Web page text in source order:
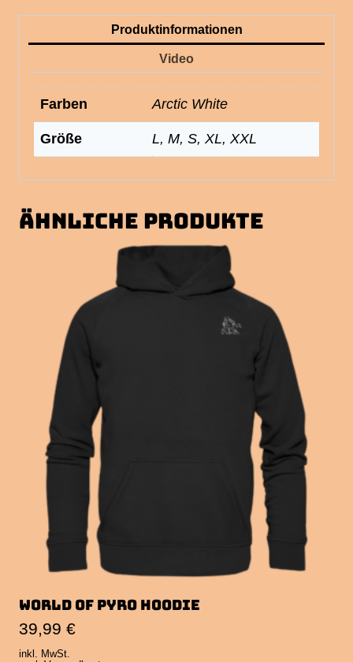
Produktinformationen
Video
Farben Arctic White
Größe L, M, S, XL, XXL
Ähnliche Produkte
World of Pyro Hoodie
39,99 €
inkl. MwSt.